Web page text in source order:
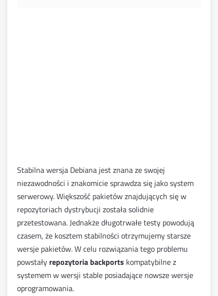
Stabilna wersja Debiana jest znana ze swojej
niezawodności i znakomicie sprawdza się jako system
serwerowy. Większość pakietów znajdujących się w
repozytoriach dystrybucji została solidnie
przetestowana. Jednakże długotrwałe testy powodują
czasem, że kosztem stabilności otrzymujemy starsze
wersje pakietów. W celu rozwiązania tego problemu
powstały repozytoria backports kompatybilne z
systemem w wersji stable posiadające nowsze wersje
oprogramowania.